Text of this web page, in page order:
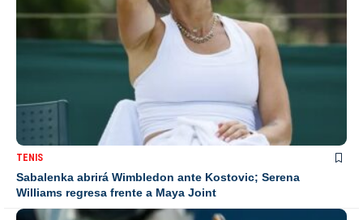
TENIS
Sabalenka abrirá Wimbledon ante Kostovic; Serena
Williams regresa frente a Maya Joint